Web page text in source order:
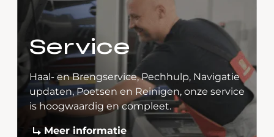
Service
Haal- en Brengservice, Pechhulp, Navigatie
updaten, Poetsen en Reinigen, onze service
is hoogwaardig en compleet.
Meer informatie